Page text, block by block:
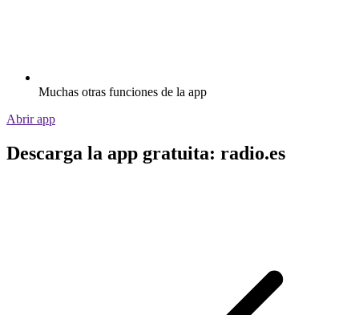
Muchas otras funciones de la app
Abrir app
Descarga la app gratuita: radio.es